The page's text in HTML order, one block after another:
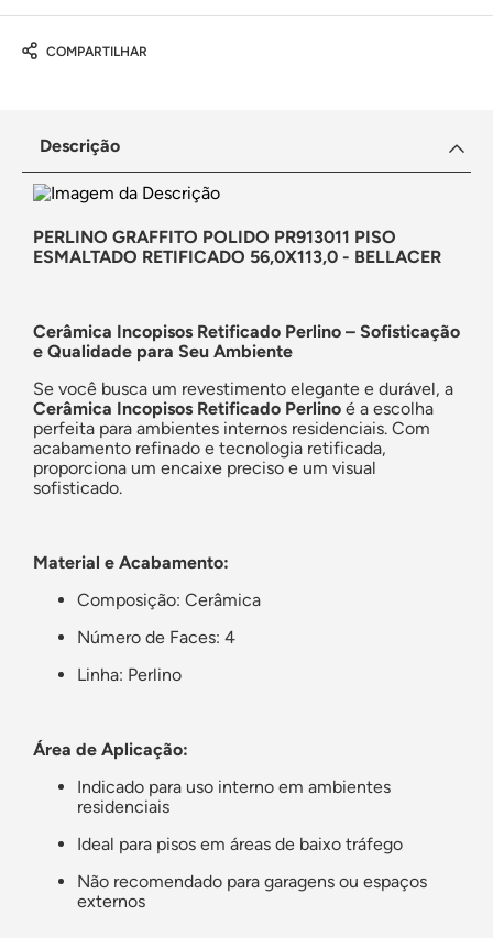
COMPARTILHAR
Descrição
PERLINO GRAFFITO POLIDO PR913011 PISO
ESMALTADO RETIFICADO 56,0X113,0 - BELLACER
Cerâmica Incopisos Retificado Perlino – Sofisticação
e Qualidade para Seu Ambiente
Se você busca um revestimento elegante e durável, a
Cerâmica Incopisos Retificado Perlino é a escolha
perfeita para ambientes internos residenciais. Com
acabamento refinado e tecnologia retificada,
proporciona um encaixe preciso e um visual
sofisticado.
Material e Acabamento:
Composição: Cerâmica
Número de Faces: 4
Linha: Perlino
Área de Aplicação:
Indicado para uso interno em ambientes
residenciais
Ideal para pisos em áreas de baixo tráfego
Não recomendado para garagens ou espaços
externos